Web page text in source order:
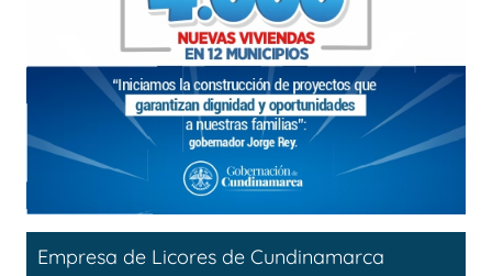
Empresa de Licores de Cundinamarca